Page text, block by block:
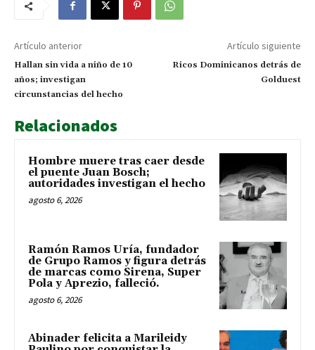
Artículo anterior
Hallan sin vida a niño de 10
años; investigan
circunstancias del hecho
Artículo siguiente
Ricos Dominicanos detrás de
Golduest
Relacionados
Hombre muere tras caer desde
el puente Juan Bosch;
autoridades investigan el hecho
agosto 6, 2026
Ramón Ramos Uría, fundador
de Grupo Ramos y figura detrás
de marcas como Sirena, Super
Pola y Aprezio, falleció.
agosto 6, 2026
Abinader felicita a Marileidy